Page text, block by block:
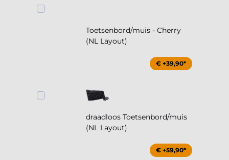
Toetsenbord/muis - Cherry
(NL Layout)
€ +39,90*
draadloos Toetsenbord/muis
(NL Layout)
€ +59,90*